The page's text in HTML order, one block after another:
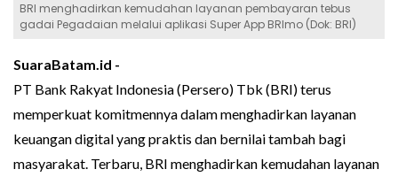
BRI menghadirkan kemudahan layanan pembayaran tebus
gadai Pegadaian melalui aplikasi Super App BRImo (Dok: BRI)
SuaraBatam.id -
PT Bank Rakyat Indonesia (Persero) Tbk (BRI) terus
memperkuat komitmennya dalam menghadirkan layanan
keuangan digital yang praktis dan bernilai tambah bagi
masyarakat. Terbaru, BRI menghadirkan kemudahan layanan